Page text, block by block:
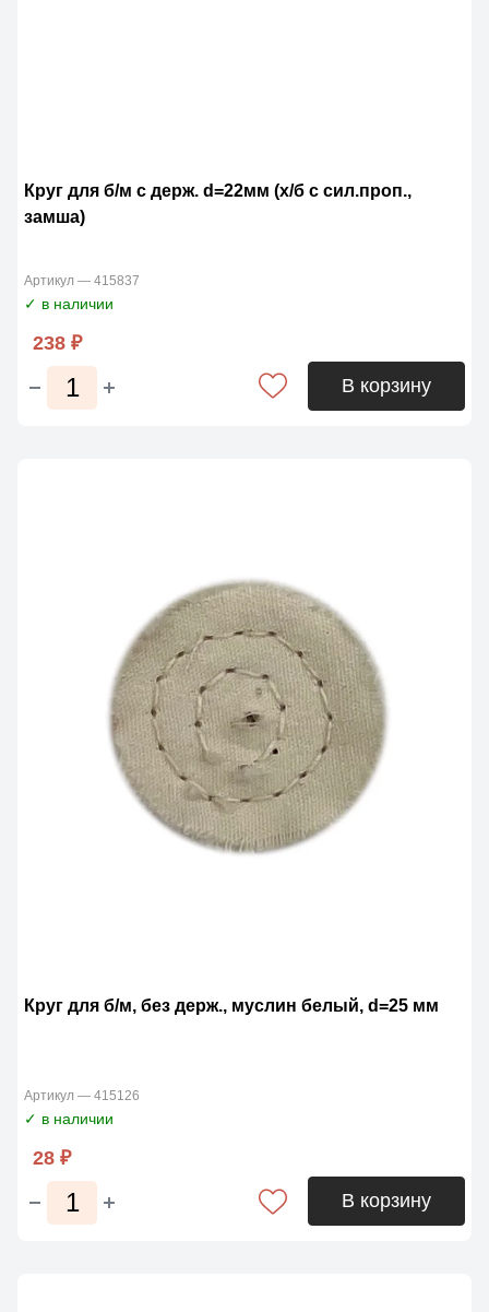
Круг для б/м с держ. d=22мм (х/б с сил.проп.,
замша)
Артикул — 415837
✓ в наличии
238 ₽
В корзину
Круг для б/м, без держ., муслин белый, d=25 мм
Артикул — 415126
✓ в наличии
28 ₽
В корзину